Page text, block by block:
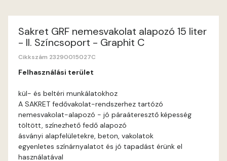
Anticred D
Apple D
Apricot D
Sakret GRF nemesvakolat alapozó 15 liter
- II. Színcsoport - Graphit C
Cikkszám 23290015027C
Felhasználási terület
kül- és beltéri munkálatokhoz
A SAKRET fedővakolat-rendszerhez tartózó
nemesvakolat-alapozó - jó páraáteresztő képesség
töltött, színezhető fedő alapozó
ásványi alapfelületekre, beton, vakolatok
egyenletes színárnyalatot és jó tapadást érünk el
használatával